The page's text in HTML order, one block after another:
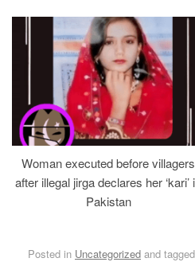
Woman executed before villagers
after illegal jirga declares her ‘kari’
Pakistan
Posted in Uncategorized and tagged